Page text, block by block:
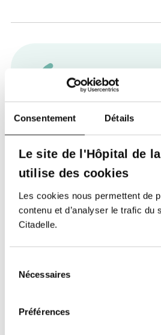
Consentement Détails
Le site de l'Hôpital de
utilise des cookies
Les cookies nous permettent de
contenu et d’analyser le trafic du
Citadelle.
Nécessaires
Préférences
Soutenez notre
Votre don à la Fondation
financer des projets qui
directement le bien-être
leurs proches.
Découvrir la Fondation
Espace Patient
Professionnels de la santé
Accès collaborateurs et